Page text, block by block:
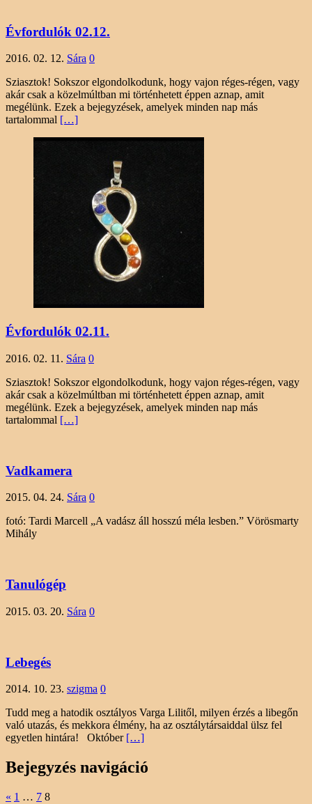
Évfordulók 02.12.
2016. 02. 12. Sára 0
Sziasztok! Sokszor elgondolkodunk, hogy vajon réges-régen, vagy
akár csak a közelmúltban mi történhetett éppen aznap, amit
megélünk. Ezek a bejegyzések, amelyek minden nap más
tartalommal […]
Évfordulók 02.11.
2016. 02. 11. Sára 0
Sziasztok! Sokszor elgondolkodunk, hogy vajon réges-régen, vagy
akár csak a közelmúltban mi történhetett éppen aznap, amit
megélünk. Ezek a bejegyzések, amelyek minden nap más
tartalommal […]
Vadkamera
2015. 04. 24. Sára 0
fotó: Tardi Marcell „A vadász áll hosszú méla lesben.” Vörösmarty
Mihály
Tanulógép
2015. 03. 20. Sára 0
Lebegés
2014. 10. 23. szigma 0
Tudd meg a hatodik osztályos Varga Lilitől, milyen érzés a libegőn
való utazás, és mekkora élmény, ha az osztálytársaiddal ülsz fel
egyetlen hintára! Október […]
Bejegyzés navigáció
« 1 … 7 8